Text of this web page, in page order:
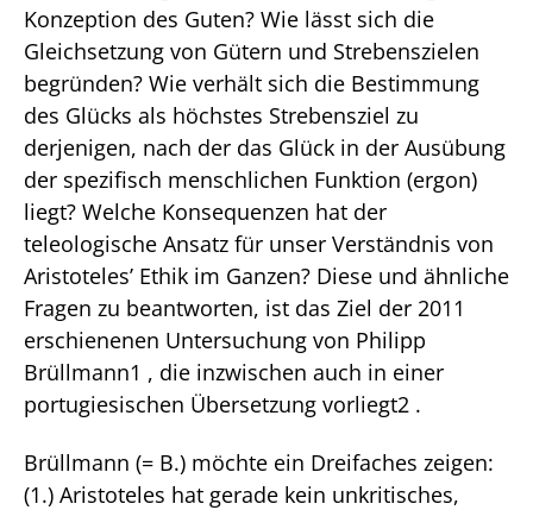
Konzeption des Guten? Wie lässt sich die
Gleichsetzung von Gütern und Strebenszielen
begründen? Wie verhält sich die Bestimmung
des Glücks als höchstes Strebensziel zu
derjenigen, nach der das Glück in der Ausübung
der spezifisch menschlichen Funktion (ergon)
liegt? Welche Konsequenzen hat der
teleologische Ansatz für unser Verständnis von
Aristoteles’ Ethik im Ganzen? Diese und ähnliche
Fragen zu beantworten, ist das Ziel der 2011
erschienenen Untersuchung von Philipp
Brüllmann1 , die inzwischen auch in einer
portugiesischen Übersetzung vorliegt2 .
Brüllmann (= B.) möchte ein Dreifaches zeigen:
(1.) Aristoteles hat gerade kein unkritisches,